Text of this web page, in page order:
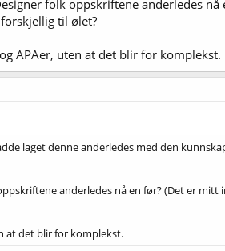
folk oppskriftene anderledes nå
til ølet?
APAer, uten at det blir for komplekst.
laget denne anderledes med den
anderledes nå en før? (Det er mitt
at det blir for komplekst.